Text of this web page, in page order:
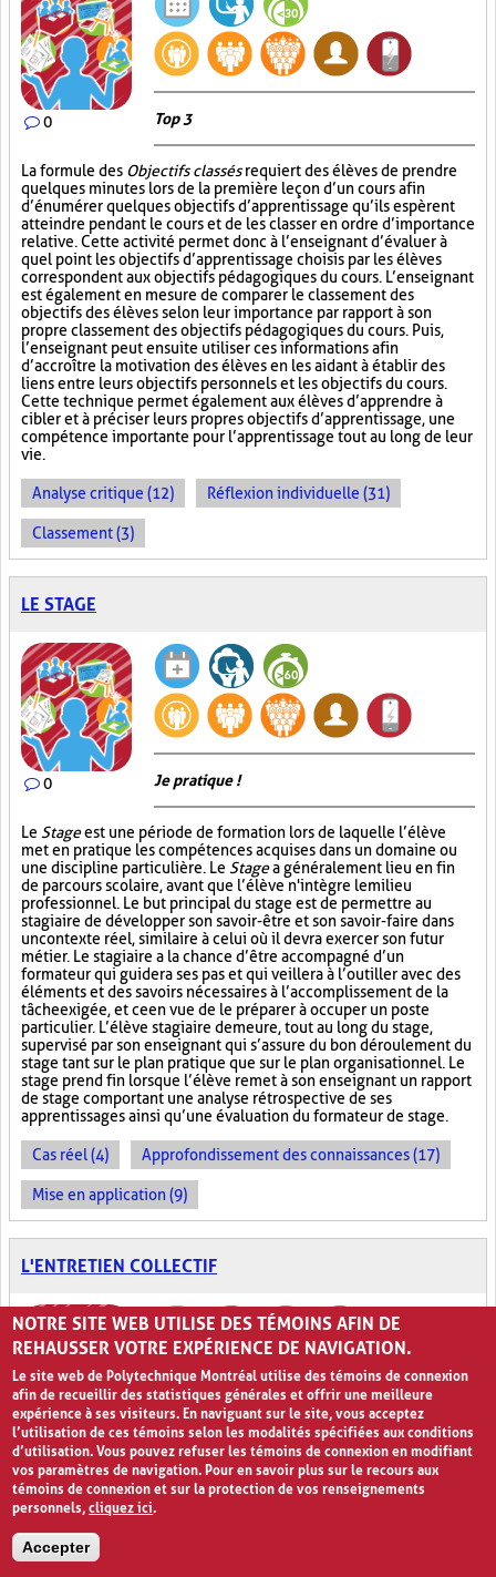
0 Top 3
La formule des Objectifs classésrequiert des élèves de prendre
quelques minutes lors de la première leçon d’un cours afin
d’énumérer quelques objectifs d’apprentissage qu’ils espèrent
atteindre pendant le cours et de les classer en ordre d’importance
relative. Cette activité permet donc à l’enseignant d’évaluer à
quel point les objectifs d’apprentissage choisis par les élèves
correspondent aux objectifs pédagogiques du cours. L’enseignant
est également en mesure de comparer le classement des
objectifs des élèves selon leur importance par rapport à son
propre classement des objectifs pédagogiques du cours. Puis,
l’enseignant peut ensuite utiliser ces informations afin
d’accroître la motivation des élèves en les aidant à établir des
liens entre leurs objectifs personnels et les objectifs du cours.
Cette technique permet également aux élèves d’apprendre à
cibler et à préciser leurs propres objectifs d’apprentissage, une
compétence importante pour l’apprentissage tout au long de leur
vie.
Analyse critique (12) Réflexion individuelle (31)
Classement (3)
LE STAGE
0 Je pratique !
Le Stageest une période de formation lors de laquelle l’élève
met en pratique les compétences acquises dans un domaine ou
une discipline particulière. Le Stagea généralement lieu en fin
de parcours scolaire, avant que l’élève n'intègre le milieu
professionnel. Le but principal du stage est de permettre au
stagiaire de développer son savoir-être et son savoir-faire dans
un contexte réel, similaire à celui où il devra exercer son futur
métier. Le stagiaire a la chance d’être accompagné d’un
formateur qui guidera ses pas et qui veillera à l’outiller avec des
éléments et des savoirs nécessaires à l’accomplissement de la
tâche exigée, et ce en vue de le préparer à occuper un poste
particulier. L’élève stagiaire demeure, tout au long du stage,
supervisé par son enseignant qui s’assure du bon déroulement du
stage tant sur le plan pratique que sur le plan organisationnel. Le
stage prend fin lorsque l’élève remet à son enseignant un rapport
de stage comportant une analyse rétrospective de ses
apprentissages ainsi qu’une évaluation du formateur de stage.
Cas réel (4) Approfondissement des connaissances (17)
Mise en application (9)
L'ENTRETIEN COLLECTIF
0 Discutons, ensemble!
L’Entretien collectifest un exercice au cours duquel l’enseignant
questionne la classe ou un groupe d’élèves sur un sujet
particulier afin de récolter des commentaires, des propositions ou
toute autre information qui s’avère utile dans le contexte.
L’activité se déroule en deux étapes. Premièrement, l’enseignant
NOTRE SITE WEB UTILISE DES TÉMOINS AFIN DE
REHAUSSER VOTRE EXPÉRIENCE DE NAVIGATION.
Le site web de Polytechnique Montréal utilise des témoins de connexion
afin de recueillir des statistiques générales et offrir une meilleure
expérience à ses visiteurs. En naviguant sur le site, vous acceptez
l’utilisation de ces témoins selon les modalités spécifiées aux conditions
d’utilisation. Vous pouvez refuser les témoins de connexion en modifiant
vos paramètres de navigation. Pour en savoir plus sur le recours aux
témoins de connexion et sur la protection de vos renseignements
personnels,cliquez ici.
Accepter